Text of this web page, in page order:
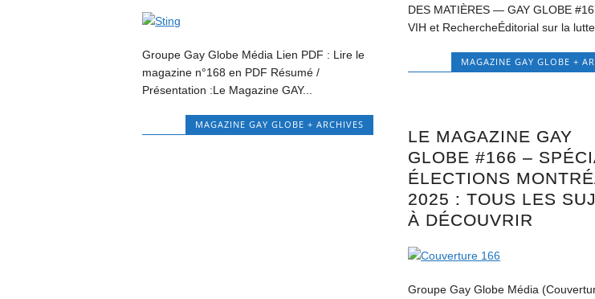
Groupe Gay Globe Média Lien PDF : Lire le
magazine n°168 en PDF Résumé /
Présentation :Le Magazine GAY...
MAGAZINE GAY GLOBE + ARCHIVES
DES MATIÈRES — GAY GLOBE
VIH et RechercheÉditorial sur la
MAGAZINE GAY GLOBE +
LE MAGAZINE GAY
GLOBE #166 –
ÉLECTIONS
2025 : TOUS LES
À DÉCOUVRIR
Groupe Gay Globe Média